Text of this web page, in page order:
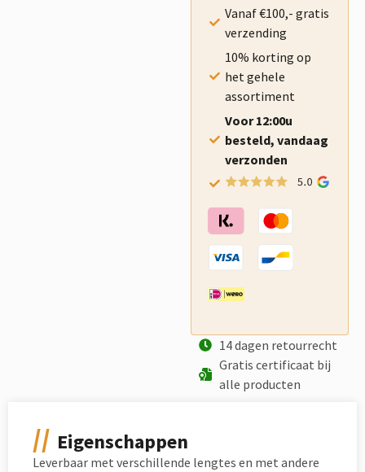
Vanaf €100,- gratis
verzending
10% korting op
het gehele
assortiment
Voor 12:00u
besteld, vandaag
verzonden
14 dagen retourrecht
Gratis certificaat bij
alle producten
Eigenschappen
Leverbaar met verschillende lengtes en met andere